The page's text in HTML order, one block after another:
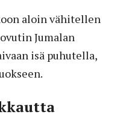
aloin vähitellen
Jumalan
isä puhutella,